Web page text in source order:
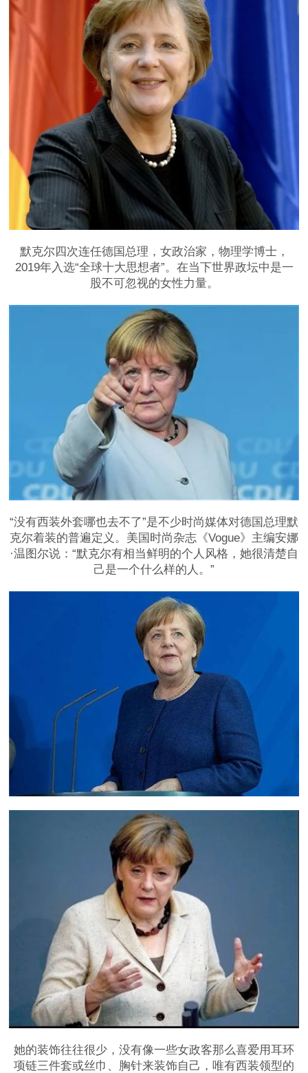
默克尔四次连任德国总理，女政治家，物理学博士，
2019年入选“全球十大思想者”。在当下世界政坛中是一
股不可忽视的女性力量。
“没有西装外套哪也去不了”是不少时尚媒体对德国总理默
克尔着装的普遍定义。美国时尚杂志《Vogue》主编安娜
·温图尔说：“默克尔有相当鲜明的个人风格，她很清楚自
己是一个什么样的人。”
她的装饰往往很少，没有像一些女政客那么喜爱用耳环
项链三件套或丝巾、胸针来装饰自己，唯有西装领型的